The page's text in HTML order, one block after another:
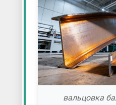
вальцовка